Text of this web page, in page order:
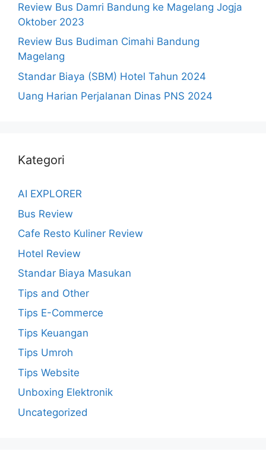
Review Bus Damri Bandung ke Magelang Jogja
Oktober 2023
Review Bus Budiman Cimahi Bandung
Magelang
Standar Biaya (SBM) Hotel Tahun 2024
Uang Harian Perjalanan Dinas PNS 2024
Kategori
AI EXPLORER
Bus Review
Cafe Resto Kuliner Review
Hotel Review
Standar Biaya Masukan
Tips and Other
Tips E-Commerce
Tips Keuangan
Tips Umroh
Tips Website
Unboxing Elektronik
Uncategorized